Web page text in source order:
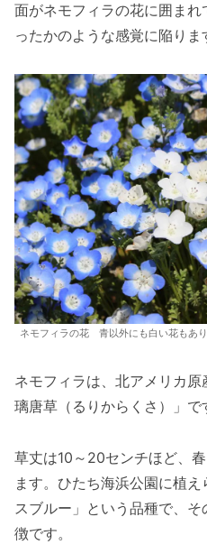
面がネモフィラの花に囲ま
ったかのような感覚に陥りま
ネモフィラの花 青以外にも白い花もあ
ネモフィラは、北アメリカ
璃唐草（るりからくさ）」で
草丈は10～20センチほど、
ます。ひたち海浜公園に植
スブルー」という品種で、
徴です。